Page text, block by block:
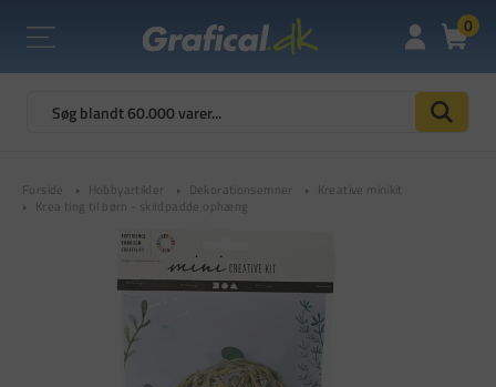
0
Forside Hobbyartikler Dekorationsemner
Kreative minikit
Krea ting til børn - skildpadde ophæng